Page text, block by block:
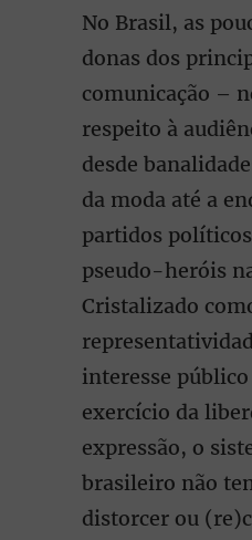
No Brasil, as
donas dos
comunicação –
respeito à
desde
da moda até a
partidos
pseudo-heróis
Cristalizado
interesse
exercício da
expressão, o
brasileiro não
distorcer ou